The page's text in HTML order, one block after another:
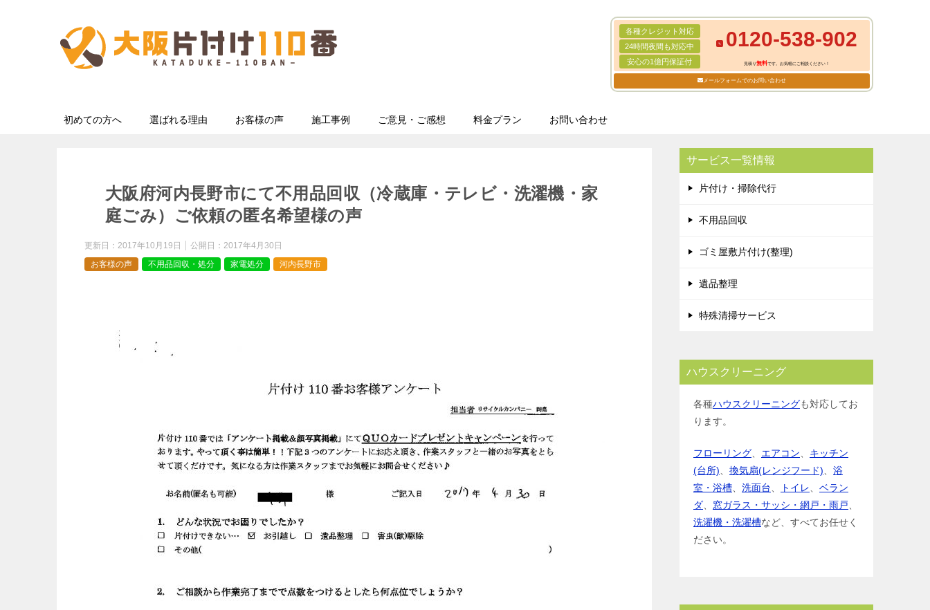
各種クレジット対応
24時間夜間も対応中
安心の1億円保証付
0120-538-902
見積り無料です。お気軽にご相談ください！
メールフォームでのお問い合わせ
初めての方へ 選ばれる理由 お客様の声 施工事例 ご意見・ご感想 料金プラン お問い合わせ
大阪府河内長野市にて不用品回収（冷蔵庫・テレビ・洗濯機・家
庭ごみ）ご依頼の匿名希望様の声
更新日： 2017年10月19日 公開日： 2017年4月30日
お客様の声
不用品回収・処分 家電処分 河内長野市
サービス一覧情報
片付け・掃除代行
不用品回収
ゴミ屋敷片付け(整理)
遺品整理
特殊清掃サービス
ハウスクリーニング
各種ハウスクリーニングも対応してお
ります。
フローリング エアコン
キッチン
(台所)
換気扇(レンジフード)
浴
室・浴槽
洗面台 トイレ
ベラン
ダ
窓ガラス・サッシ・網戸・雨戸
洗濯機・洗濯槽など、すべてお任せく
ださい。